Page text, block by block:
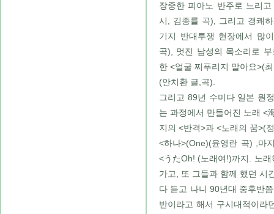
장중한 피아노 반주로 느리
시, 김종률 곡), 그리고 경쾌
기지 반대투쟁 현장에서 많
곡), 멋진 남성의 목소리로
한 <얼굴 찌푸리지 말아요>(
(안치환 글,곡).
그리고 89년 수미다 일본 원
는 과정에서 만들어진 노래 <
지의 <반격>과 <노래의 꿈>(
<하나>(One)(윤영란 곡) ,마
<うたOh! (노래여!)까지. 노
가고, 또 그들과 함께 했던 시
다 듣고 나니 90년대 중후반
반이라고 해서 구시대적이라